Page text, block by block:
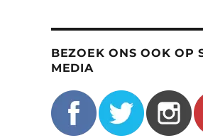
BEZOEK ONS OOK OP
MEDIA